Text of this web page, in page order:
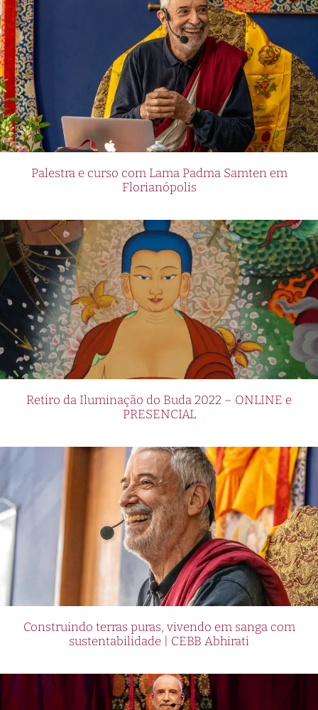
Palestra e curso com Lama Padma Samten em
Florianópolis
Retiro da Iluminação do Buda 2022 – ONLINE e
PRESENCIAL
Construindo terras puras, vivendo em sanga com
sustentabilidade | CEBB Abhirati